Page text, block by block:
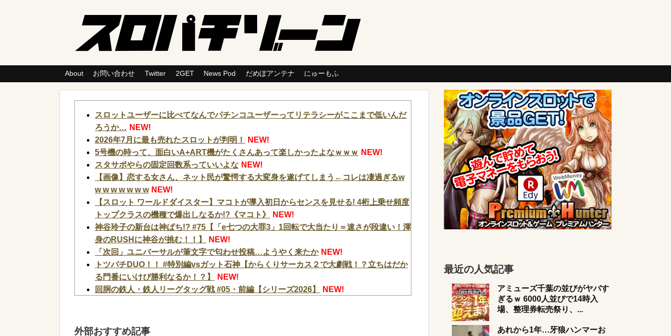
About お問い合わせ Twitter 2GET News Pod だめぽアンテナ にゅーもふ
スロットユーザーに比べてなんでパチンコユーザーってリテラシーがここまで低いんだ
ろうか… NEW!
2026年7月に最も売れたスロットが判明！
NEW!
5号機の時って、面白いA+ART機がたくさんあって楽しかったよなｗｗｗ NEW!
スタサポやらの固定回数系っていいよな NEW!
【画像】恋する女さん、ネット民が驚愕する大変身を遂げてしまう←コレは凄過ぎるw
w w w w w w w NEW!
【スロット ワールドダイスター】マコトが導入初日からセンスを見せる! 4桁上乗せ頻度
トップクラスの機種で爆出しなるか!?《マコト》
NEW!
神谷玲子の新台は神ぱち!? #75【「e七つの大罪3」1回転で大当たり＝速さが段違い！渾
身のRUSHに神谷が挑む！！】
NEW!
「次回」ユニバーサルが筆文字で匂わせ投稿…ようやく来たか NEW!
トツパチDUO！！ #特別編vsガット石神【からくりサーカス２で大劇戦！？立ちはだか
る門番にいけぴ勝利なるか！？】
NEW!
回胴の鉄人・鉄人リーグタッグ戦 #05・前編【シリーズ2026】
NEW!
できなかった」※今回で4回目
外部おすすめ記事
最近の人気記事
アミューズ千葉の並びがヤバす
ぎるｗ 6000人並びで14時入
場、整理券転売祭り、...
あれから1年…牙狼ハンマーお